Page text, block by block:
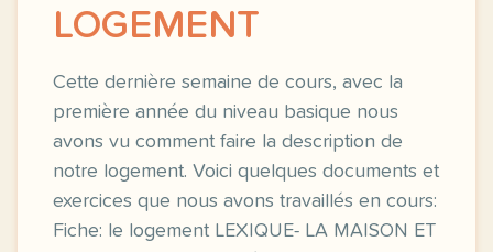
LOGEMENT
Cette dernière semaine de cours, avec la
première année du niveau basique nous
avons vu comment faire la description de
notre logement. Voici quelques documents et
exercices que nous avons travaillés en cours:
Fiche: le logement LEXIQUE- LA MAISON ET